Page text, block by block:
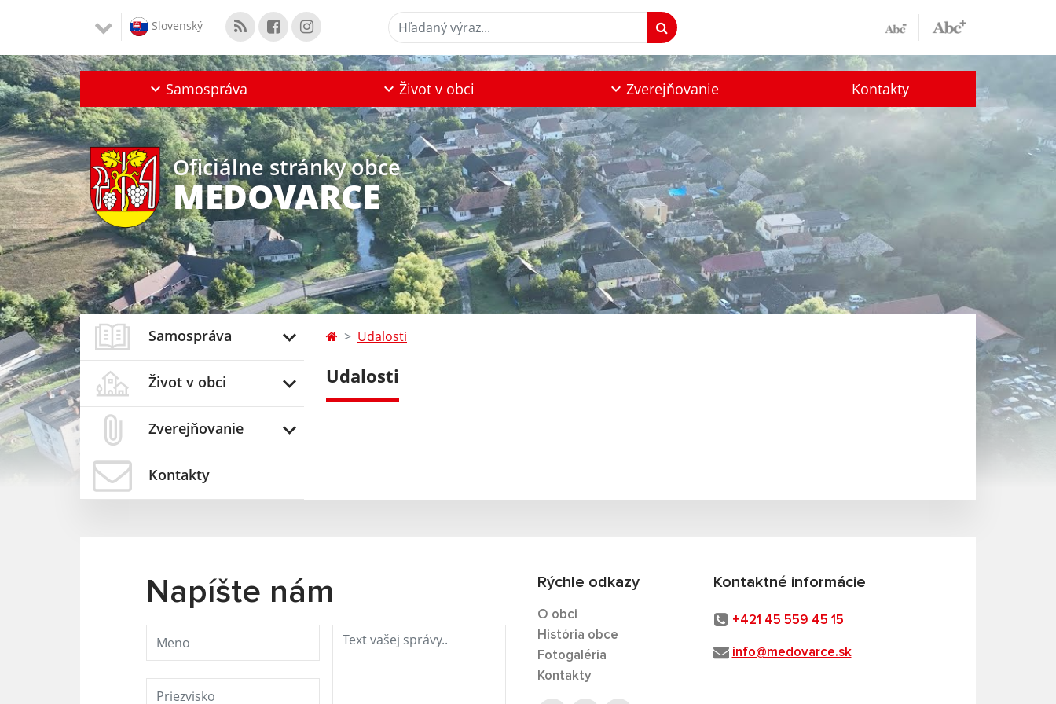
Slovenský Hľadaný výraz...
Samospráva Život v obci Zverejňovanie Kontakty
Oficiálne stránky obce
MEDOVARCE
Samospráva
Život v obci
Zverejňovanie
Kontakty
Udalosti
Udalosti
Napíšte nám Rýchle odkazy
O obci
História obce
Fotogaléria
Kontakty
Kontaktné informácie
+421 45 559 45 15
info@medovarce.sk